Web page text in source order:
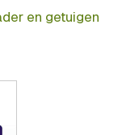
en getuigen